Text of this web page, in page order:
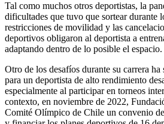
Tal como muchos otros deportistas, la
dificultades que tuvo que sortear durante
restricciones de movilidad y las
deportivos obligaron al deportista a
adaptando dentro de lo posible el espacio.
Otro de los desafíos durante su carrera
para un deportista de alto rendimiento
especialmente al participar en torneos
contexto, en noviembre de 2022,
Comité Olímpico de Chile un convenio